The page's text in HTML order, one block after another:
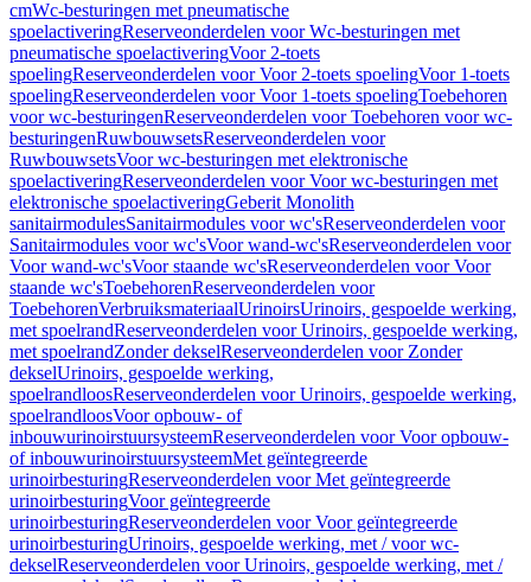
cmWc-besturingen met pneumatische
spoelactiveringReserveonderdelen voor Wc-besturingen met
pneumatische spoelactiveringVoor 2-toets
spoelingReserveonderdelen voor Voor 2-toets spoelingVoor 1-toets
spoelingReserveonderdelen voor Voor 1-toets spoelingToebehoren
voor wc-besturingenReserveonderdelen voor Toebehoren voor wc-
besturingenRuwbouwsetsReserveonderdelen voor
RuwbouwsetsVoor wc-besturingen met elektronische
spoelactiveringReserveonderdelen voor Voor wc-besturingen met
elektronische spoelactiveringGeberit Monolith
sanitairmodulesSanitairmodules voor wc'sReserveonderdelen voor
Sanitairmodules voor wc'sVoor wand-wc'sReserveonderdelen voor
Voor wand-wc'sVoor staande wc'sReserveonderdelen voor Voor
staande wc'sToebehorenReserveonderdelen voor
ToebehorenVerbruiksmateriaalUrinoirsUrinoirs, gespoelde werking,
met spoelrandReserveonderdelen voor Urinoirs, gespoelde werking,
met spoelrandZonder dekselReserveonderdelen voor Zonder
dekselUrinoirs, gespoelde werking,
spoelrandloosReserveonderdelen voor Urinoirs, gespoelde werking,
spoelrandloosVoor opbouw- of
inbouwurinoirstuursysteemReserveonderdelen voor Voor opbouw-
of inbouwurinoirstuursysteemMet geïntegreerde
urinoirbesturingReserveonderdelen voor Met geïntegreerde
urinoirbesturingVoor geïntegreerde
urinoirbesturingReserveonderdelen voor Voor geïntegreerde
urinoirbesturingUrinoirs, gespoelde werking, met / voor wc-
dekselReserveonderdelen voor Urinoirs, gespoelde werking, met /